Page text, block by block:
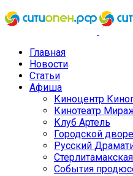
Главная
Новости
Статьи
Афиша
Киноцентр
Кинотеатр
Клуб Артель
Городской
Русский
События